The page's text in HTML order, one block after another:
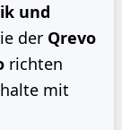
und
der Qrevo
richten
mit